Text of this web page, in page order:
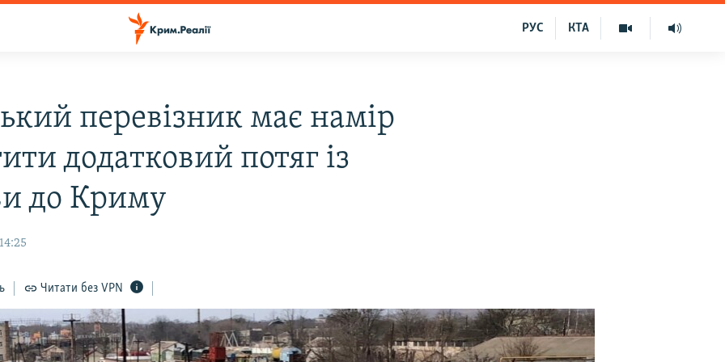
КТА
РУС
перевізник має намір
додатковий потяг із
до Криму
Читати без VPN